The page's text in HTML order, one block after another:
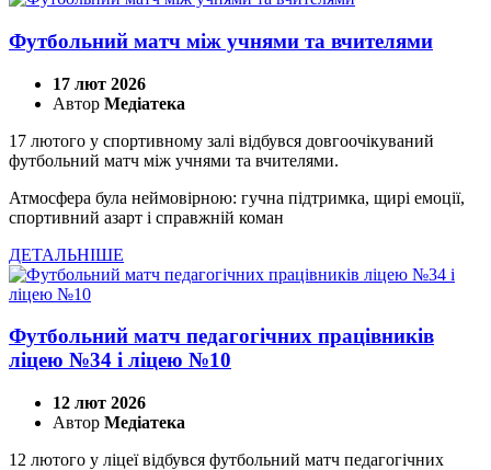
Футбольний матч між учнями та вчителями
17 лют 2026
Автор Медіатека
17 лютого у спортивному залі відбувся довгоочікуваний
футбольний матч між учнями та вчителями.
Атмосфера була неймовірною: гучна підтримка, щирі емоції,
спортивний азарт і справжній коман
ДЕТАЛЬНІШЕ
Футбольний матч педагогічних працівників
ліцею №34 і ліцею №10
12 лют 2026
Автор Медіатека
12 лютого у ліцеї відбувся футбольний матч педагогічних